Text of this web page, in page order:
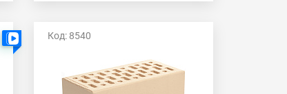
Есть видеоКод: 8540